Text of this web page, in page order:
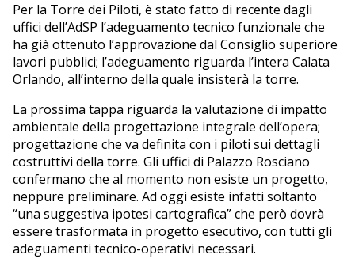
Per la Torre dei Piloti, è stato fatto di recente dagli
uffici dell’AdSP l’adeguamento tecnico funzionale che
ha già ottenuto l’approvazione dal Consiglio superiore
lavori pubblici; l’adeguamento riguarda l’intera Calata
Orlando, all’interno della quale insisterà la torre.
La prossima tappa riguarda la valutazione di impatto
ambientale della progettazione integrale dell’opera;
progettazione che va definita con i piloti sui dettagli
costruttivi della torre. Gli uffici di Palazzo Rosciano
confermano che al momento non esiste un progetto,
neppure preliminare. Ad oggi esiste infatti soltanto
“una suggestiva ipotesi cartografica” che però dovrà
essere trasformata in progetto esecutivo, con tutti gli
adeguamenti tecnico-operativi necessari.